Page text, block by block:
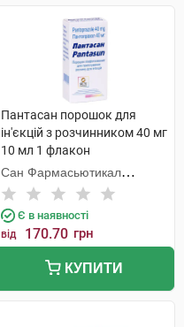
Пантасан порошок для
ін'єкцій з розчинником 40 мг
10 мл 1 флакон
Сан Фармасьютикал
Індастріз
Є в наявності
від 170.70 грн
КУПИТИ